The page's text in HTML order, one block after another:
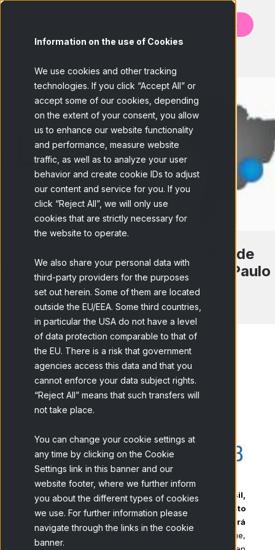
Information on the use of Cookies
We use cookies and other tracking
technologies. If you click “Accept All” or
accept some of our cookies, depending
on the extent of your consent, you allow
us to enhance our website functionality
and performance, measure website
traffic, as well as to analyze your user
behavior and create cookie IDs to adjust
our content and service for you. If you
click “Reject All”, we will only use
cookies that are strictly necessary for
the website to operate.
We also share your personal data with
third-party providers for the purposes
set out herein. Some of them are located
outside the EU/EEA. Some third countries,
in particular the USA do not have a level
of data protection comparable to that of
the EU. There is a risk that government
agencies access this data and that you
cannot enforce your data subject rights.
“Reject All” means that such transfers will
not take place.
You can change your cookie settings at
any time by clicking on the Cookie
Settings link in this banner and our
website footer, where we further inform
you about the different types of cookies
we use. For further information please
navigate through the links in the cookie
banner.
Contáctanos
La innovación en los Estudios de
Mercados se encuentra en São Paulo
Home Blog La innovación en...
Bruno Paro,Director General de Netquest Brasil,
participará los días 25 y 26 de marzo en el evento
(IIeX) que se realizará
en São Paulo
. El #IIeX se trata de una plataforma que,